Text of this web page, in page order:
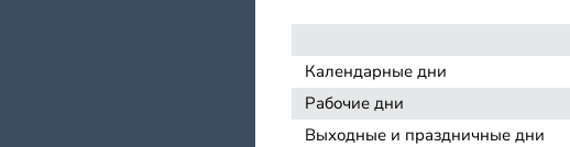
Календарные дни
Рабочие дни
Выходные и праздничные дни